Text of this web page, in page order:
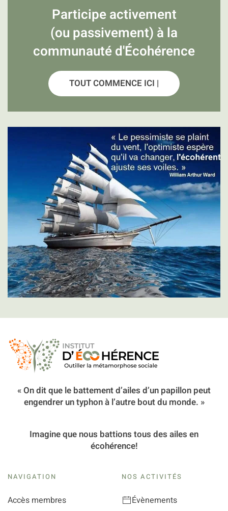
Participe activement
(ou passivement) à la
communauté d'Écohérence
TOUT COMMENCE ICI |
« On dit que le battement d’ailes d’un papillon peut
engendrer un typhon à l’autre bout du monde. »
Imagine que nous battions tous des ailes en
écohérence!
NAVIGATION
Accès membres
NOS ACTIVITÉS
Évènements